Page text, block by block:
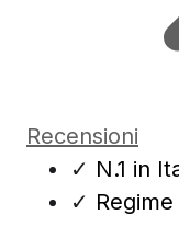
Recensioni
✓ N.1 in
✓